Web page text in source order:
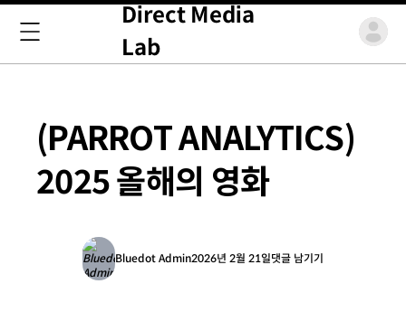
Direct Media
Lab
(PARROT ANALYTICS)
2025 올해의 영화
Bluedot Admin2026년 2월 21일댓글 남기기